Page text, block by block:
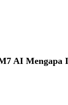
AI Mengapa